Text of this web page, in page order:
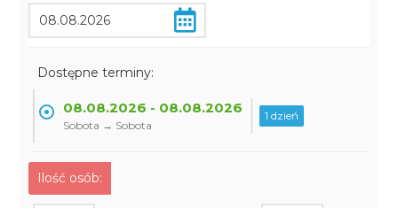
Dostępne terminy:
08.08.2026 - 08.08.2026
Sobota → Sobota
1 dzień
Ilość osób: